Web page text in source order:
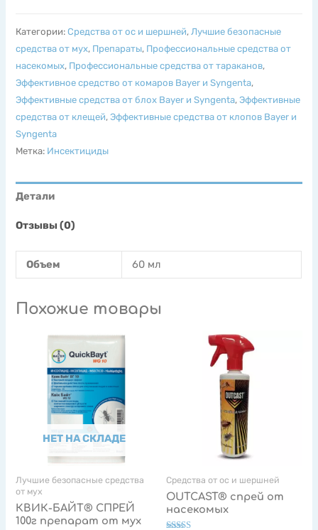
Категории:Cредства от ос и шершней,Лучшие безопасные
средства от мух, Препараты, Профессиональные средства от
насекомых, Профессиональные средства от тараканов,
Эффективное средство от комаров Bayer и Syngenta,
Эффективные средства от блох Bayer и Syngenta,Эффективные
средства от клещей,Эффективные средства от клопов Bayer и
Syngenta
Метка: Инсектициды
Детали
Отзывы (0)
Объем 60 мл
Похожие товары
НЕТ НА СКЛАДЕ
Лучшие безопасные средства
от мух
КВИК-БАЙТ® СПРЕЙ
100г препарат от мух
Cредства от ос и шершней
OUTCAST® спрей от
насекомых